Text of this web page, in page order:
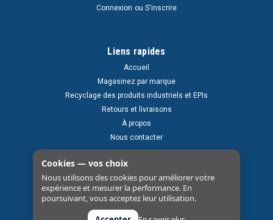
Connexion ou S'inscrire
Liens rapides
Accueil
Magasinez par marque
Recyclage des produits industriels et EPIs
Retours et livraisons
À propos
Nous contacter
Cookies — vos choix
Nous utilisons des cookies pour améliorer votre
expérience et mesurer la performance. En
poursuivant, vous acceptez leur utilisation.